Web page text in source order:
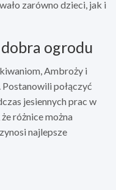
zarówno dzieci, jak i
ogrodu
Ambroży i
połączyć
jesiennych prac w
różnice można
najlepsze